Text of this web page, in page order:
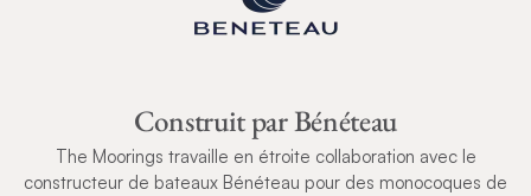
Construit par Bénéteau
The Moorings travaille en étroite collaboration avec le
constructeur de bateaux Bénéteau pour des monocoques de